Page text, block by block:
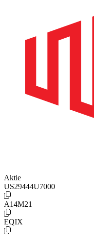
Aktie
US29444U7000
A14M21
EQIX